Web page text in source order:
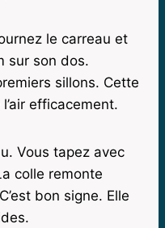
le carreau et
sur son dos.
sillons. Cette
efficacement.
Vous tapez avec
colle remonte
bon signe. Elle